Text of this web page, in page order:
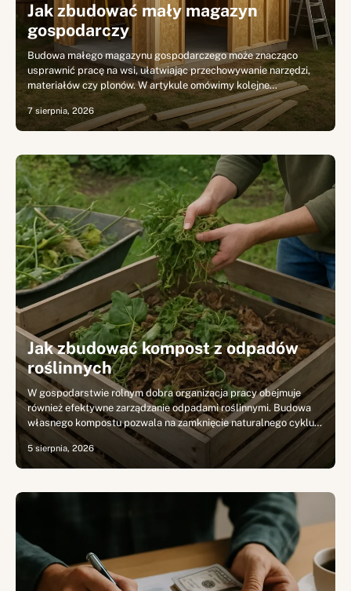
Jak zbudować mały magazyn
gospodarczy
Budowa małego magazynu gospodarczego może znacząco
usprawnić pracę na wsi, ułatwiając przechowywanie narzędzi,
materiałów czy plonów. W artykule omówimy kolejne…
7 sierpnia, 2026
Jak zbudować kompost z odpadów
roślinnych
W gospodarstwie rolnym dobra organizacja pracy obejmuje
również efektywne zarządzanie odpadami roślinnymi. Budowa
własnego kompostu pozwala na zamknięcie naturalnego cyklu…
5 sierpnia, 2026